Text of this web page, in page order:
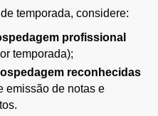
temporada, considere:
profissional
temporada);
reconhecidas
emissão de notas e